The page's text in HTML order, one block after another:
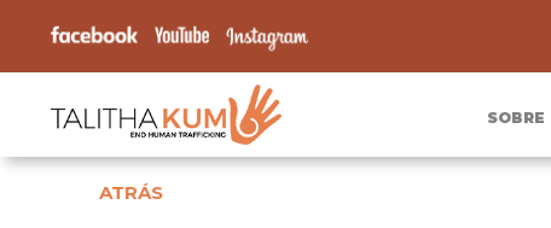
SOBRE
ATRÁS